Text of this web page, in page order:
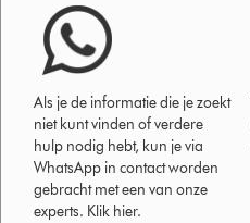
Als je de informatie die je zoekt
niet kunt vinden of verdere
hulp nodig hebt, kun je via
WhatsApp in contact worden
gebracht met een van onze
experts. Klik hier.